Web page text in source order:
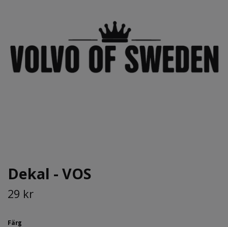
Dekal - VOS
29 kr
Färg